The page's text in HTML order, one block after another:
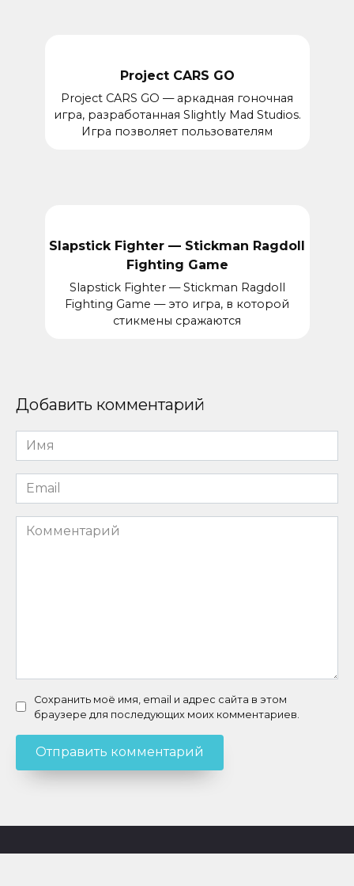
Project CARS GO
Project CARS GO — аркадная гоночная
игра, разработанная Slightly Mad Studios.
Игра позволяет пользователям
Slapstick Fighter — Stickman Ragdoll
Fighting Game
Slapstick Fighter — Stickman Ragdoll
Fighting Game — это игра, в которой
стикмены сражаются
Добавить комментарий
Имя
*
Email
*
Комментарий
Сохранить моё имя, email и адрес сайта в этом
браузере для последующих моих комментариев.